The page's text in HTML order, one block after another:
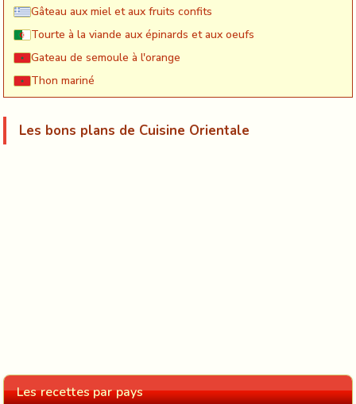
Gâteau aux miel et aux fruits confits
Tourte à la viande aux épinards et aux oeufs
Gateau de semoule à l'orange
Thon mariné
Les bons plans de Cuisine Orientale
Les recettes par pays